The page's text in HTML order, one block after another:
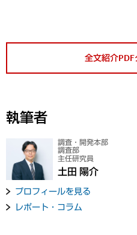
全文紹介
執筆者
調査・開発本部
調査部
主任研究員
土田 陽介
プロフィールを見る
レポート・コラム